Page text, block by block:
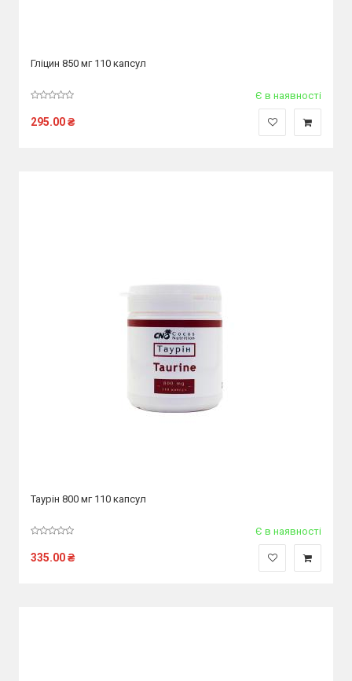
Гліцин 850 мг 110 капсул
Є в наявності
295.00₴
Таурін 800 мг 110 капсул
Є в наявності
335.00₴